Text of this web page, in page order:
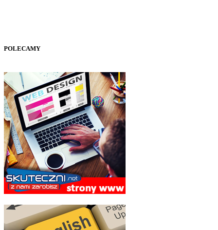
POLECAMY